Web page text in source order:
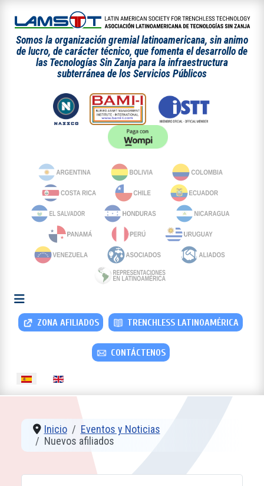
Somos la organización gremial latinoamericana, sin animo
de lucro, de carácter técnico, que fomenta el desarrollo de
las Tecnologías Sin Zanja para la infraestructura
subterránea de los Servicios Públicos
ZONA AFILIADOS TRENCHLESS LATINOAMÉRICA
CONTÁCTENOS
Seleccione su idioma
Inicio
Eventos y Noticias
Nuevos afiliados